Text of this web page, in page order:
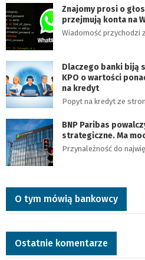
Znajomy prosi o
przejmują konta na
Wiadomość przychodzi
Dlaczego banki biją
KPO o wartości
na kredyt
Popyt na kredyt ze
BNP Paribas
strategiczne. Ma
Przynależność do
O tym mówią bankowcy
Ostatnie komentarze